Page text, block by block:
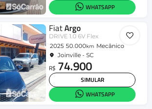
WHATSAPP
FiatArgo
DRIVE 1.0 6V Flex
2025 50.000km Mecânico
Joinville - SC
R$ 74.900
SIMULAR
WHATSAPP